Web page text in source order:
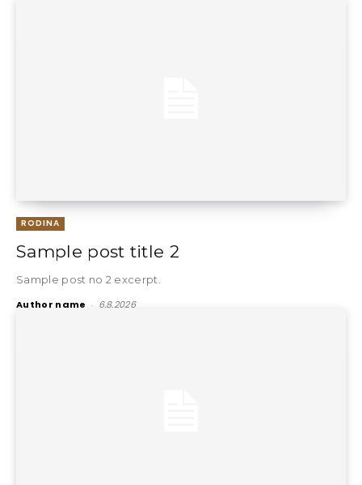
RODINA
Sample post title 2
Sample post no 2 excerpt.
Author name - 6.8.2026